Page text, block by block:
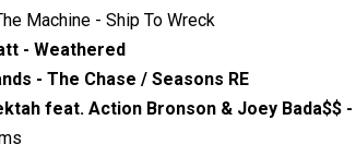
Machine - Ship To Wreck
- Weathered
- The Chase / Seasons RE
feat. Action Bronson & Joey Bada$$